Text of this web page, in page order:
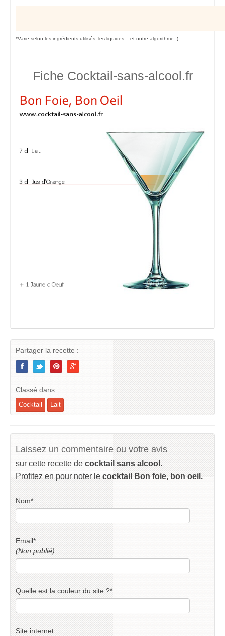
*Varie selon les ingrédients utilisés, les liquides... et notre algorithme ;)
Fiche Cocktail-sans-alcool.fr
Partager la recette :
Classé dans :
Cocktail Lait
Laissez un commentaire ou votre avis
sur cette recette de cocktail sans alcool .
Profitez en pour noter le cocktail Bon foie, bon oeil.
Nom*
Email*
(Non publié)
Quelle est la couleur du site ?*
Site internet